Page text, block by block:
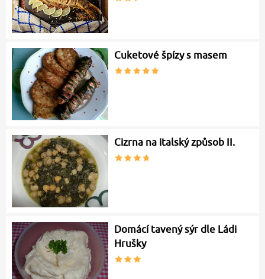
Cuketové špízy s masem
Cizrna na italský způsob II.
Domácí tavený sýr dle Ládi
Hrušky